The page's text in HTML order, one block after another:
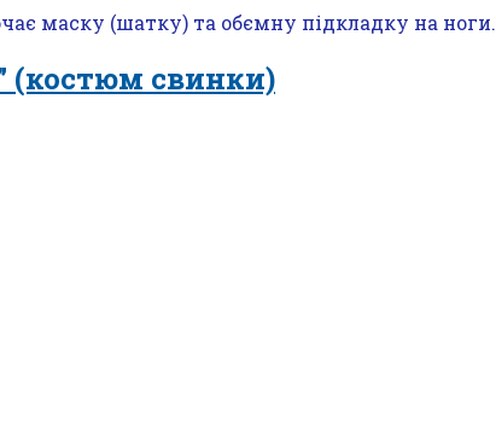
маску (шатку) та обємну підкладку на ноги.
(костюм свинки)